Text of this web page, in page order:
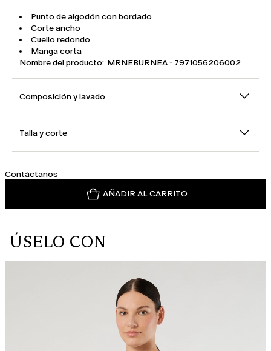
Punto de algodón con bordado
Corte ancho
Cuello redondo
Manga corta
Nombre del producto: MRNEBURNEA - 7971056206002
Composición y lavado
Talla y corte
Contáctanos
AÑADIR AL CARRITO
ÚSELO CON